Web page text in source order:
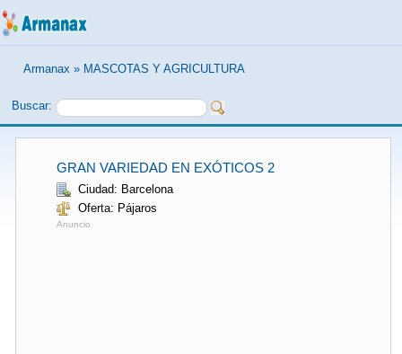
Armanax » MASCOTAS Y AGRICULTURA
Buscar:
GRAN VARIEDAD EN EXÓTICOS 2
Ciudad: Barcelona
Oferta: Pájaros
Anuncio